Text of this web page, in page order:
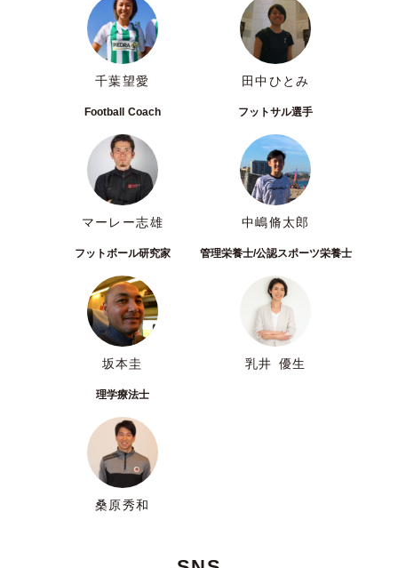
千葉望愛 田中ひとみ
Football Coach
マーレー志雄
フットサル選手
中嶋脩太郎
フットボール研究家
坂本圭
管理栄養士/公認スポーツ栄養士
乳井 優生
理学療法士
桑原秀和